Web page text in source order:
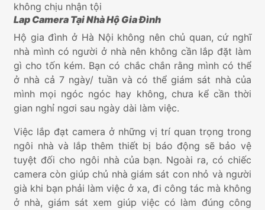
không chịu nhận tội
Lap Camera Tại Nhà Hộ Gia Đình
Hộ gia đình ở Hà Nội không nên chủ quan, cứ nghĩ
nhà mình có người ở nhà nên không cần lắp đặt làm
gì cho tốn kém. Bạn có chắc chắn rằng mình có thể
ở nhà cả 7 ngày/ tuần và có thể giám sát nhà của
mình mọi ngóc ngóc hay không, chưa kể cần thời
gian nghỉ ngơi sau ngày dài làm việc.
Việc lắp đạt camera ở những vị trí quan trọng trong
ngôi nhà và lắp thêm thiết bị báo động sẽ bảo vệ
tuyệt đối cho ngôi nhà của bạn. Ngoài ra, có chiếc
camera còn giúp chủ nhà giám sát con nhỏ và người
già khi bạn phải làm việc ở xa, đi công tác mà không
ở nhà, giám sát xem giúp việc có làm đúng công